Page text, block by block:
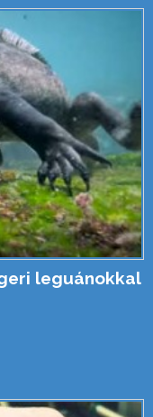
leguánokkal